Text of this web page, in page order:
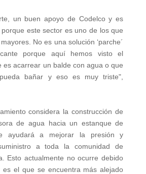
un buen apoyo de Codelco y es
este sector es uno de los que
No es una solución ‘parche´
porque aquí hemos visto el
es acarrear un balde con agua o que
bañar y eso es muy triste",
considera la construcción de
de agua hacia un estanque de
ayudará a mejorar la presión y
a toda la comunidad de
Esto actualmente no ocurre debido
el que se encuentra más alejado